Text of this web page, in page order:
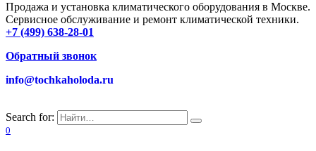
Продажа и установка климатического оборудования в Москве.
Сервисное обслуживание и ремонт климатической техники.
+7 (499) 638-28-01
Обратный звонок
info@tochkaholoda.ru
Search for:
0